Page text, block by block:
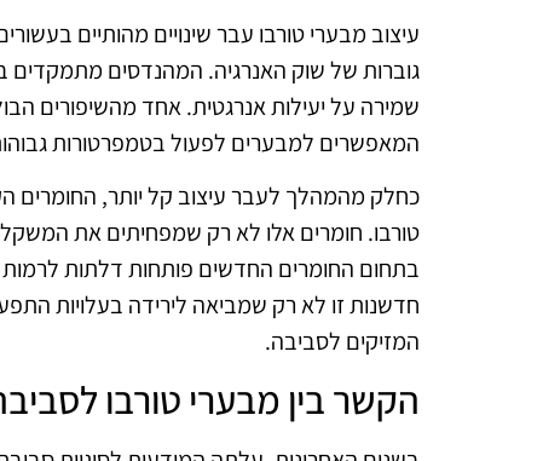
עיצוב מבערי טורבו עבר שינויים מהותיים
גוברות של שוק האנרגיה. המהנדסים מתמקדים
שמירה על יעילות אנרגטית. אחד מהשיפורים
המאפשרים למבערים לפעול בטמפרטורות
כחלק מהמהלך לעבר עיצוב קל יותר, החומרים
טורבו. חומרים אלו לא רק שמפחיתים את המשקל
בתחום החומרים החדשים פותחות דלתות
חדשנות זו לא רק שמביאה לירידה בעלויות
המזיקים לסביבה.
הקשר בין מבערי טורבו